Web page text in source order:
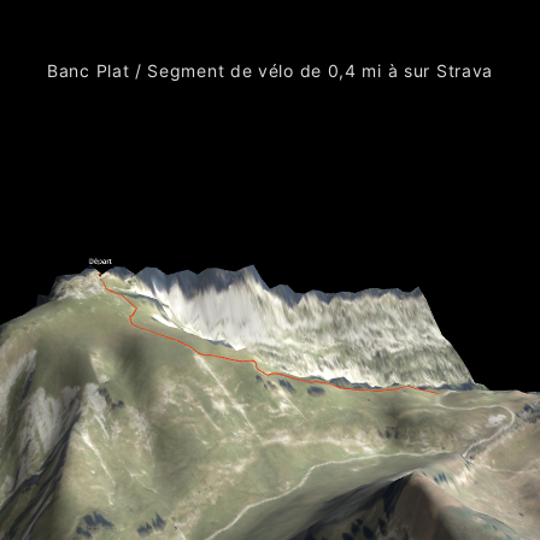
Banc Plat / Segment de vélo de 0,4 mi à sur Strava